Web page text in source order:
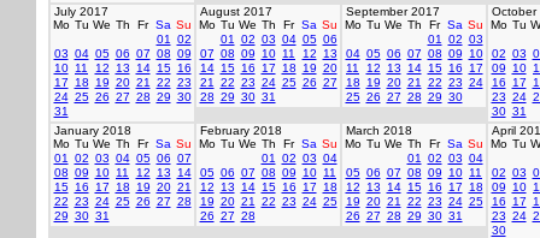
July 2017
Mo Tu We Th Fr Sa Su
01
02
03 04 05 06 07 08 09
10 11 12 13 14 15 16
17
18 19 20 21 22 23
24 25 26 27 28 29 30
31
August 2017
Mo Tu We Th Fr Sa Su
01
02 03 04 05 06
07 08 09 10 11 12
13
14 15 16 17 18 19 20
21
22 23 24 25 26 27
28 29 30 31
September 2017
Mo Tu We Th Fr Sa Su
01
02 03
04 05 06 07 08 09
10
11
12 13 14 15 16
17
18
19 20 21 22 23 24
25 26 27 28 29 30
October
Mo Tu
02 03
09
10
16
17
23 24
30 31
January 2018
Mo Tu We Th Fr Sa Su
01
02 03 04 05 06 07
08 09 10 11 12 13
14
15 16 17 18 19 20 21
22 23 24 25 26 27 28
29 30 31
February 2018
Mo Tu We Th Fr Sa Su
01
02 03 04
05 06 07 08 09 10 11
12
13 14 15 16 17
18
19 20 21 22 23 24 25
26 27 28
March 2018
Mo Tu We Th Fr Sa Su
01
02 03 04
05 06 07 08 09 10 11
12
13 14 15 16 17
18
19 20 21 22 23 24 25
26 27 28 29 30 31
April
Mo Tu
02 03
09
10
16
17
23 24
30